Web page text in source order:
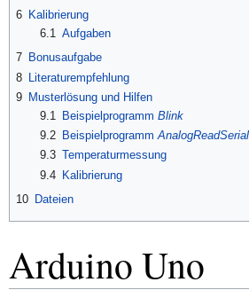
6 Kalibrierung
6.1 Aufgaben
7 Bonusaufgabe
8 Literaturempfehlung
9 Musterlösung und Hilfen
9.1
Beispielprogramm Blink
9.2
BeispielprogrammAnalogReadSerial
9.3 Temperaturmessung
9.4
Kalibrierung
10 Dateien
Arduino Uno